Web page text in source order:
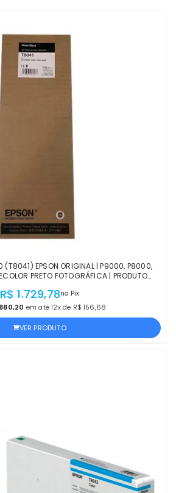
(T8041) EPSON ORIGINAL | P9000, P8000,
PRETO FOTOGRÁFICA | PRODUTO
R$ 1.729,78no Pix
em até 12x de R$ 156,68
VER PRODUTO